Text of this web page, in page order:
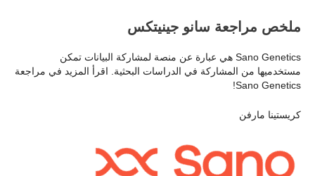
ملخص مراجعة سانو جينيتكس
Sano Genetics هي عبارة عن منصة لمشاركة البيانات تمكن
مستخدميها من المشاركة في الدراسات البحثية. اقرأ المزيد في مراجعة
Sano Genetics!
كريستينا مارفن